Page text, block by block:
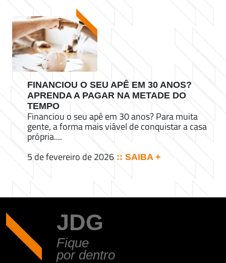
FINANCIOU O SEU APÊ EM 30 ANOS?
APRENDA A PAGAR NA METADE DO
TEMPO
Financiou o seu apê em 30 anos? Para muita
gente, a forma mais viável de conquistar a casa
própria....
5 de fevereiro de 2026 :: SAIBA +
JDG
Fique
por dentro